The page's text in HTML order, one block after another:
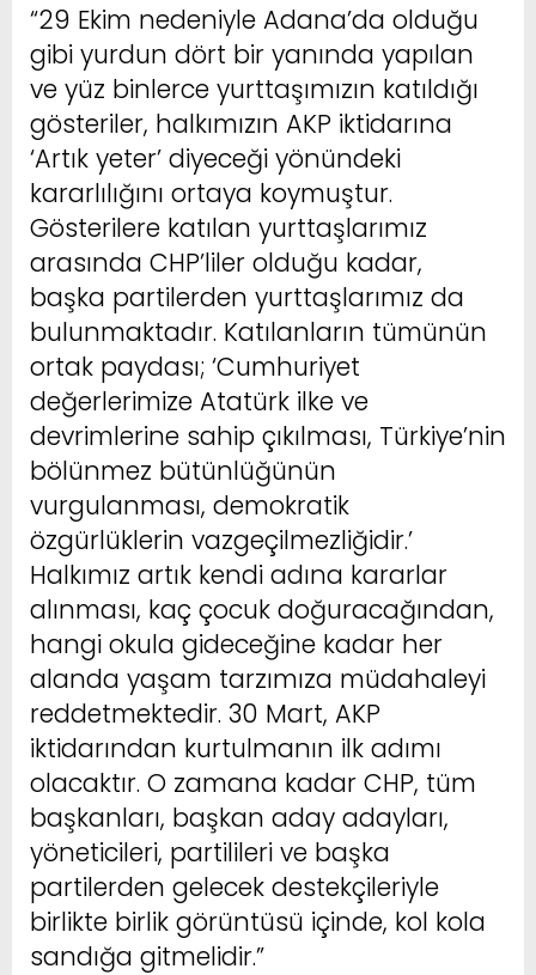
“29 Ekim nedeniyle Adana’da olduğu
gibi yurdun dört bir yanında yapılan
ve yüz binlerce yurttaşımızın katıldığı
gösteriler, halkımızın AKP iktidarına
‘Artık yeter’ diyeceği yönündeki
kararlılığını ortaya koymuştur.
Gösterilere katılan yurttaşlarımız
arasında CHP’liler olduğu kadar,
başka partilerden yurttaşlarımız da
bulunmaktadır. Katılanların tümünün
ortak paydası; ‘Cumhuriyet
değerlerimize Atatürk ilke ve
devrimlerine sahip çıkılması, Türkiye’nin
bölünmez bütünlüğünün
vurgulanması, demokratik
özgürlüklerin vazgeçilmezliğidir.’
Halkımız artık kendi adına kararlar
alınması, kaç çocuk doğuracağından,
hangi okula gideceğine kadar her
alanda yaşam tarzımıza müdahaleyi
reddetmektedir. 30 Mart, AKP
iktidarından kurtulmanın ilk adımı
olacaktır. O zamana kadar CHP, tüm
başkanları, başkan aday adayları,
yöneticileri, partilileri ve başka
partilerden gelecek destekçileriyle
birlikte birlik görüntüsü içinde, kol kola
sandığa gitmelidir.”